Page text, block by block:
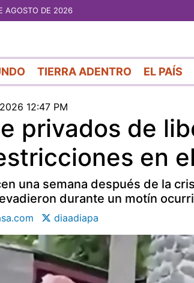
AGOSTO DE 2026
TIERRA ADENTRO EL PAÍS
12:47 PM
privados de
en
una semana después de la
durante un motín
diaadiapa